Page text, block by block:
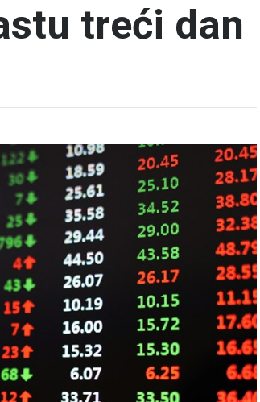
treći dan